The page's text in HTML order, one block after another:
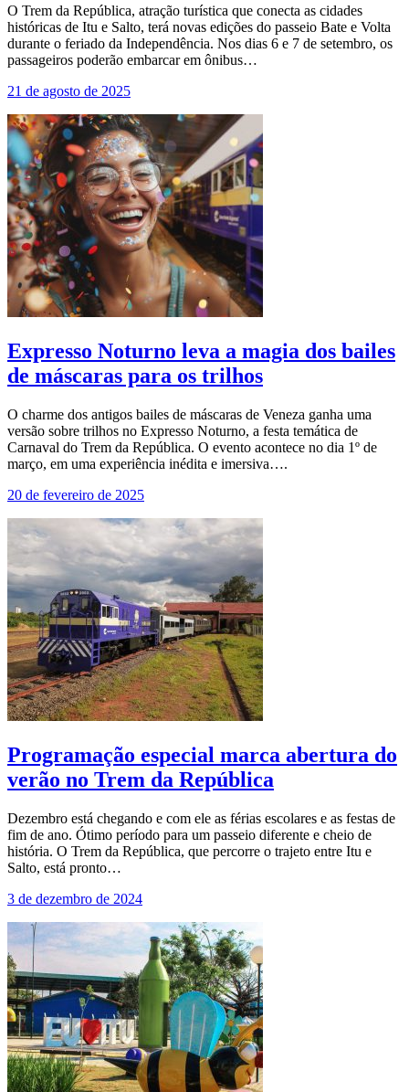
O Trem da República, atração turística que conecta as cidades
históricas de Itu e Salto, terá novas edições do passeio Bate e Volta
durante o feriado da Independência. Nos dias 6 e 7 de setembro, os
passageiros poderão embarcar em ônibus…
21 de agosto de 2025
Expresso Noturno leva a magia dos bailes
de máscaras para os trilhos
O charme dos antigos bailes de máscaras de Veneza ganha uma
versão sobre trilhos no Expresso Noturno, a festa temática de
Carnaval do Trem da República. O evento acontece no dia 1º de
março, em uma experiência inédita e imersiva….
20 de fevereiro de 2025
Programação especial marca abertura do
verão no Trem da República
Dezembro está chegando e com ele as férias escolares e as festas de
fim de ano. Ótimo período para um passeio diferente e cheio de
história. O Trem da República, que percorre o trajeto entre Itu e
Salto, está pronto…
3 de dezembro de 2024